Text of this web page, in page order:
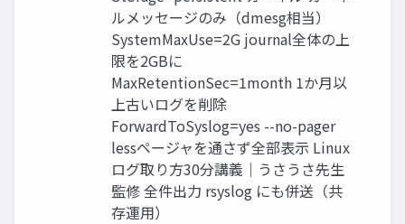
ルメッセージのみ（dmesg相当）
SystemMaxUse=2G journal全体の上
限を2GBに
MaxRetentionSec=1month 1か月以
上古いログを削除
ForwardToSyslog=yes --no-pager
lessページャを通さず全部表示 Linux
ログ取り方30分講義｜うさうさ先生
監修 全件出力 rsyslog にも併送（共
存運用）